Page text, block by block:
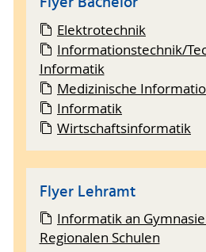
Elektrotechnik
Informationstechnik/
Informatik
Medizinische
Informatik
Wirtschaftsinformatik
Flyer Lehramt
Informatik an
Regionalen Schulen